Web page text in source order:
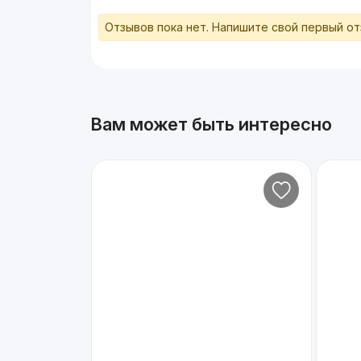
Отзывов пока нет. Напишите свой первый
Вам может быть интересно